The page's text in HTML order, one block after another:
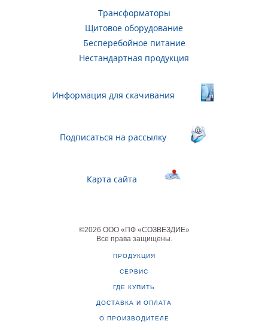
Трансформаторы
Щитовое оборудование
Бесперебойное питание
Нестандартная продукция
Информация для скачивания
Подписаться на рассылку
Карта сайта
©2026 ООО «ПФ «СОЗВЕЗДИЕ»
Все права защищены.
ПРОДУКЦИЯ
СЕРВИС
ГДЕ КУПИТЬ
ДОСТАВКА И ОПЛАТА
О ПРОИЗВОДИТЕЛЕ